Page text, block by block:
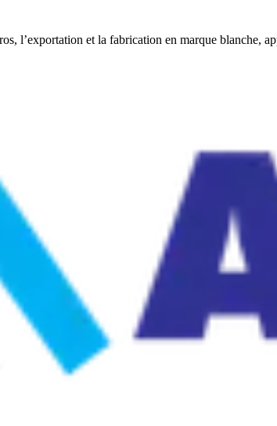
l’exportation et la fabrication en marque blanche,